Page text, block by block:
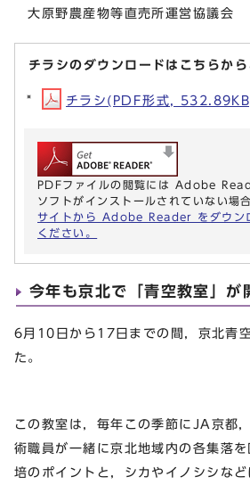
大原野農産物等直売所運営協議会
チラシのダウンロードはこちらか
チラシ(PDF形式,
PDFファイルの閲覧には Adobe
ソフトがインストールされていない場
サイトから Adobe Reader をダウン
ください。
今年も京北で「青空教室」が
6月10日から17日までの間，京北青
た。
この教室は，毎年この季節にJA京都
術職員が一緒に京北地域内の各集落
培のポイントと，シカやイノシシな